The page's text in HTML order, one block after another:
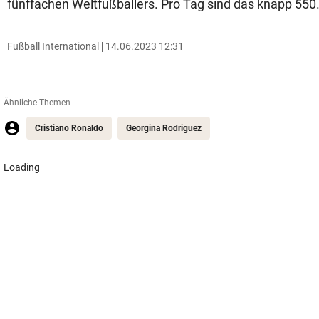
fünffachen Weltfußballers. Pro Tag sind das knapp
Fußball International 14.06.2023 12:31
Ähnliche Themen
Cristiano Ronaldo Georgina Rodriguez
Loading